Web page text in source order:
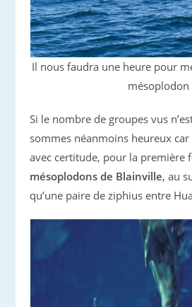
Il nous faudra une heure pour
mésoplodon
Si le nombre de groupes vus
sommes néanmoins heureux
avec certitude, pour la première
mésoplodons de Blainville, au
qu’une paire de ziphius entre